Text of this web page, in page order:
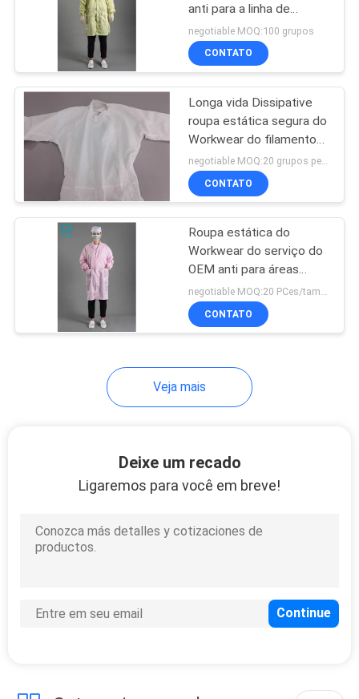
anti para a linha de
produção
negotiable MOQ:100 grupos
CONTATO
Longa vida Dissipative
roupa estática segura do
Workwear do filamento
do poliéster da anti
negotiable MOQ:20 grupos pelo tamanho
CONTATO
Roupa estática do
Workwear do serviço do
OEM anti para áreas
delicadas estáticas
negotiable MOQ:20 PCes/tamanho
CONTATO
Veja mais
Deixe um recado
Ligaremos para você em breve!